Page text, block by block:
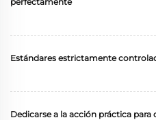
Estándares estrictamente
Dedicarse a la acción práctica para